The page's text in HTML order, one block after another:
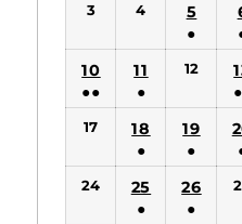
3 4
5
●
(1
の
イ
ベ
ン
ト)
10
●●
(2
の
イ
11
●
(1
件
の
イ
ベ
12
17
18
●
(1
件
19
●
(1
件
24
25
●
26
●